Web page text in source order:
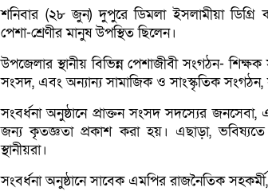
শনিবার (২৮ জুন) দুপুরে ডিমলা ইসলামীয়া ডিগ্রি
পেশা-শ্রেণীর মানুষ উপস্থিত ছিলেন।
উপজেলার স্থানীয় বিভিন্ন পেশাজীবী সংগঠন-
সংসদ, এবং অন্যান্য সামাজিক ও সাংস্কৃতিক
সংবর্ধনা অনুষ্ঠানে প্রাক্তন সংসদ সদস্যের
জন্য কৃতজ্ঞতা প্রকাশ করা হয়। এছাড়া,
স্থানীয়রা।
সংবর্ধনা অনুষ্ঠানে সাবেক এমপির রাজনৈতিক